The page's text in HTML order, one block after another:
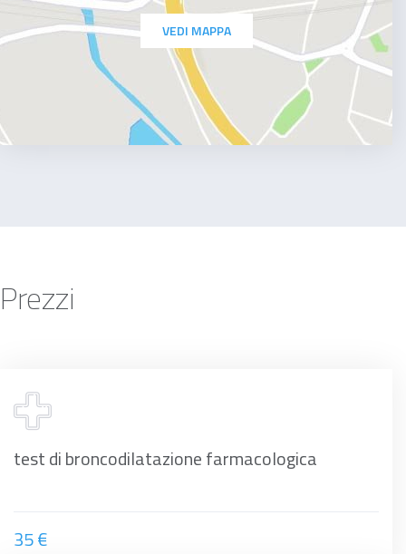
VEDI MAPPA
Prezzi
test di broncodilatazione farmacologica
35 €